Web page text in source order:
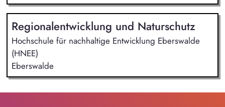
Regionalentwicklung und Naturschutz
Hochschule für nachhaltige Entwicklung Eberswalde
(HNEE)
Eberswalde